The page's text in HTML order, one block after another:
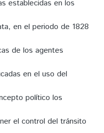
establecidas en los
en el periodo de 1828
de los agentes
en el uso del
político los
el control del tránsito